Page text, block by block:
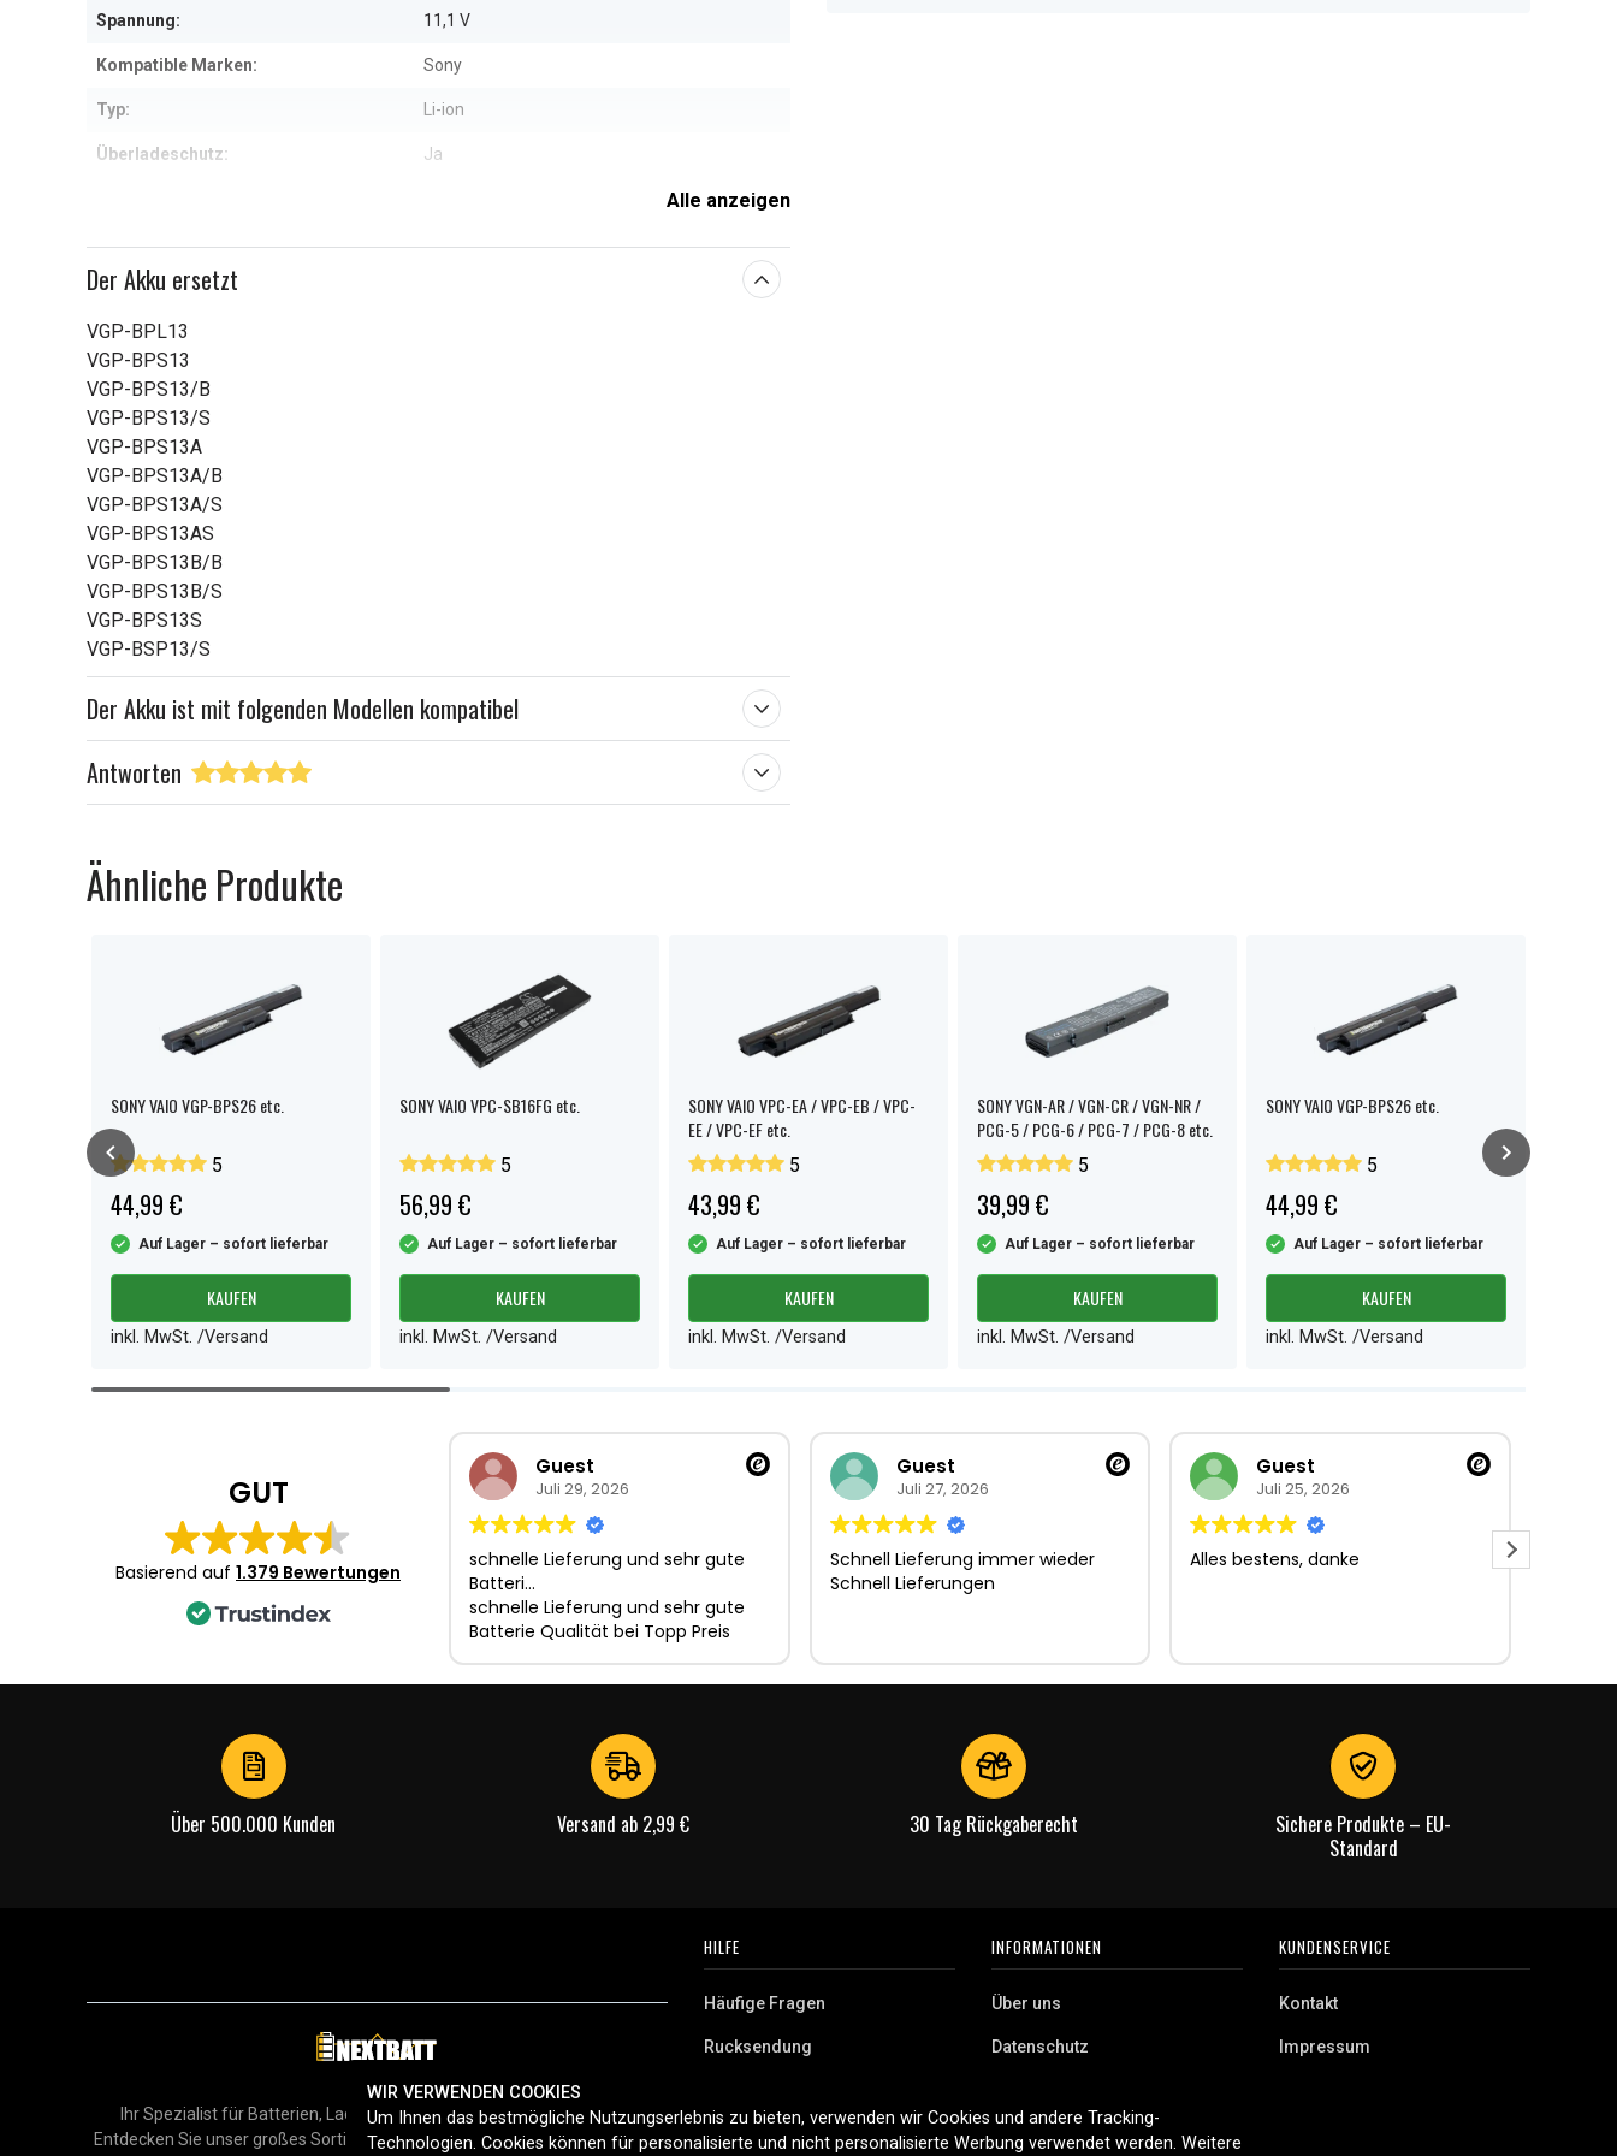
Spannung: 11,1 V
Kompatible Marken: Sony
Typ: Li-ion
Überladeschutz: Ja
Kapazität: 4400 mAh
Alle anzeigen
Der Akku ersetzt
VGP-BPL13
VGP-BPS13
VGP-BPS13/B
VGP-BPS13/S
VGP-BPS13A
VGP-BPS13A/B
VGP-BPS13A/S
VGP-BPS13AS
VGP-BPS13B/B
VGP-BPS13B/S
VGP-BPS13S
VGP-BSP13/S
Der Akku ist mit folgenden Modellen kompatibel
Antworten
Ähnliche Produkte
SONY VAIO VGP-BPS26 etc.
5
44,99 €
Auf Lager – sofort lieferbar
KAUFEN
inkl. MwSt. /Versand
SONY VAIO VPC-SB16FG etc.
5
56,99 €
Auf Lager – sofort lieferbar
KAUFEN
inkl. MwSt. /Versand
SONY VAIO VPC-EA / VPC-EB / VPC-
EE / VPC-EF etc.
5
43,99 €
Auf Lager – sofort lieferbar
KAUFEN
inkl. MwSt. /Versand
SONY VGN-AR / VGN-CR / VGN-NR /
PCG-5 / PCG-6 / PCG-7 / PCG-8 etc.
5
39,99 €
Auf Lager – sofort lieferbar
KAUFEN
inkl. MwSt. /Versand
SONY VAIO VGP-BPS26 etc.
5
44,99 €
Auf Lager – sofort lieferbar
KAUFEN
inkl. MwSt. /Versand
Item
GUT
Basierend auf 1.379 Bewertungen
Guest
Juli 29, 2026
schnelle Lieferung und sehr gute
Batteri…
schnelle Lieferung und sehr gute
Batterie Qualität bei Topp Preis
Guest
Juli 27, 2026
Schnell Lieferung immer wieder
Schnell Lieferungen
Guest
Juli 25, 2026
Alles bestens, danke
Über 500.000 Kunden Versand ab 2,99 € 30 Tag Rückgaberecht
Sichere Produkte – EU-
Standard
Ihr Spezialist für Batterien, Ladegeräte und Zubehör in Deutschland.
Entdecken Sie unser großes Sortiment für Smartphones, Haushaltsgeräte,
HILFE
Häufige Fragen
Rucksendung
INFORMATIONEN
Über uns
Datenschutz
KUNDENSERVICE
Kontakt
Impressum
WIR VERWENDEN COOKIES
Um Ihnen das bestmögliche Nutzungserlebnis zu bieten, verwenden wir Cookies und andere Tracking-
Technologien. Cookies können für personalisierte und nicht personalisierte Werbung verwendet werden. Weitere